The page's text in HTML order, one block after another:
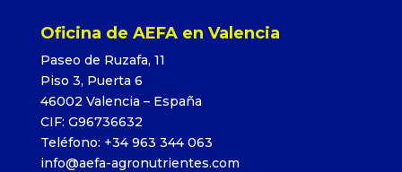
Oficina de AEFA en Valencia
Paseo de Ruzafa, 11
Piso 3, Puerta 6
46002 Valencia – España
CIF: G96736632
Teléfono: +34 963 344 063
info@aefa-agronutrientes.com